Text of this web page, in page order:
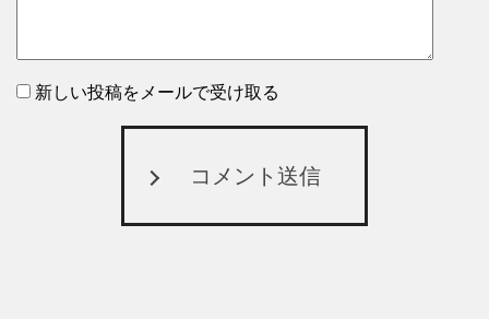
新しい投稿をメールで受け取る
コメント送信